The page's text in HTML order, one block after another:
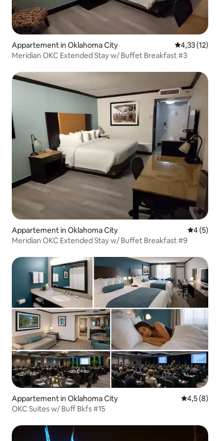
Appartement in Oklahoma City Gemiddelde
4,33 (12)
Meridian OKC Extended Stay w/ Buffet Breakfast #3
Appartement in Oklahoma City
4 (5)
Meridian OKC Extended Stay w/ Buffet Breakfast #9
Appartement in Oklahoma City
4,5 (8)
OKC Suites w/ Buff Bkfs #15